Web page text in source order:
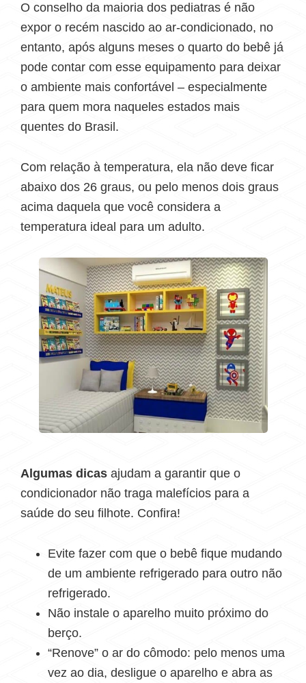
O conselho da maioria dos pediatras é não
expor o recém nascido ao ar-condicionado, no
entanto, após alguns meses o quarto do bebê já
pode contar com esse equipamento para deixar
o ambiente mais confortável – especialmente
para quem mora naqueles estados mais
quentes do Brasil.
Com relação à temperatura, ela não deve ficar
abaixo dos 26 graus, ou pelo menos dois graus
acima daquela que você considera a
temperatura ideal para um adulto.
Algumas dicas ajudam a garantir que o
condicionador não traga malefícios para a
saúde do seu filhote. Confira!
Evite fazer com que o bebê fique mudando
de um ambiente refrigerado para outro não
refrigerado.
Não instale o aparelho muito próximo do
berço.
“Renove” o ar do cômodo: pelo menos uma
vez ao dia, desligue o aparelho e abra as